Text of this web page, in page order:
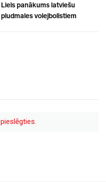
Liels panākums latviešu
pludmales volejbolistiem
pieslēgties.